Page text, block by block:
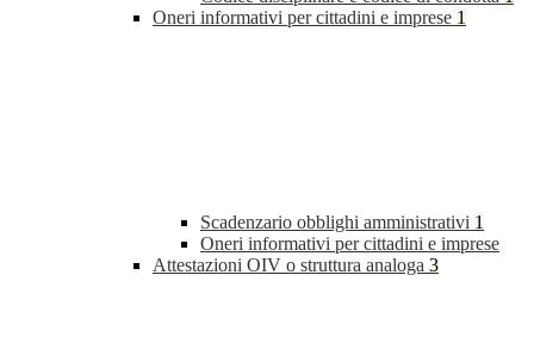
Oneri informativi per cittadini e imprese 1
Scadenzario obblighi amministrativi 1
Oneri informativi per cittadini e imprese
Attestazioni OIV o struttura analoga 3